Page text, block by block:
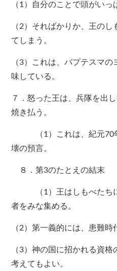
（1）自分のことで頭がいっ
（2）そればかりか、王の
てしまう。
（3）これは、バプテスマ
味している。
７．怒った王は、兵隊を出
焼き払う。
（1）これは、紀元70年
壊の預言。
８．第3のたとえの結末
（1）王はしもべたちに
者をみな集める。
（2）第一義的には、患難時
（3）神の国に招かれる資
考えてもよい。